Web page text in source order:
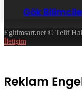
Gök
Egitimsart.net © Telif
İletişim
Kapalı
Reklam